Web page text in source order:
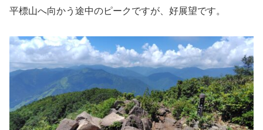
平標山へ向かう途中のピークですが、好展望です。